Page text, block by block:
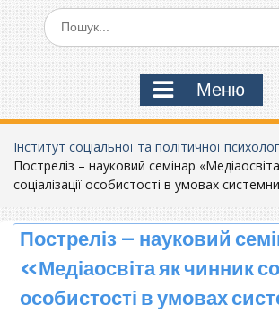
Шукати:
Меню
Інститут соціальної та політичної
Постреліз – науковий семінар
соціалізації особистості в умовах
Постреліз – науковий
«Медіаосвіта як чинник
особистості в умовах